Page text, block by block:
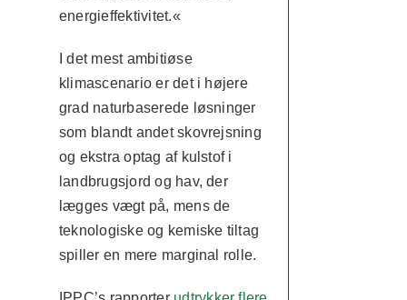
energieffektivitet.«
I det mest ambitiøse
klimascenario er det i højere
grad naturbaserede løsninger
som blandt andet skovrejsning
og ekstra optag af kulstof i
landbrugsjord og hav, der
lægges vægt på, mens de
teknologiske og kemiske tiltag
spiller en mere marginal rolle.